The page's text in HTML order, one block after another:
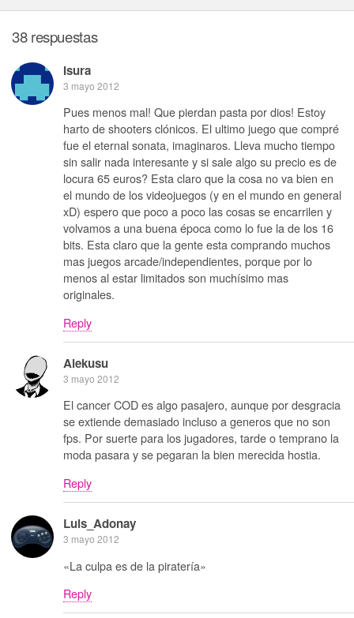
38 respuestas
Isura
3 mayo 2012
Pues menos mal! Que pierdan pasta por dios! Estoy
harto de shooters clónicos. El ultimo juego que compré
fue el eternal sonata, imaginaros. Lleva mucho tiempo
sin salir nada interesante y si sale algo su precio es de
locura 65 euros? Esta claro que la cosa no va bien en
el mundo de los videojuegos (y en el mundo en general
xD) espero que poco a poco las cosas se encarrilen y
volvamos a una buena época como lo fue la de los 16
bits. Esta claro que la gente esta comprando muchos
mas juegos arcade/independientes, porque por lo
menos al estar limitados son muchísimo mas
originales.
Reply
Alekusu
3 mayo 2012
El cancer COD es algo pasajero, aunque por desgracia
se extiende demasiado incluso a generos que no son
fps. Por suerte para los jugadores, tarde o temprano la
moda pasara y se pegaran la bien merecida hostia.
Reply
Luis_Adonay
3 mayo 2012
«La culpa es de la piratería»
Reply